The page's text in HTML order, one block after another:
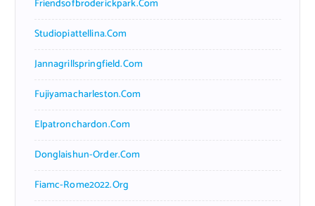
Friendsofbroderickpark.com
Studiopiattellina.com
Jannagrillspringfield.com
Fujiyamacharleston.com
Elpatronchardon.com
Donglaishun-Order.com
Fiamc-Rome2022.org